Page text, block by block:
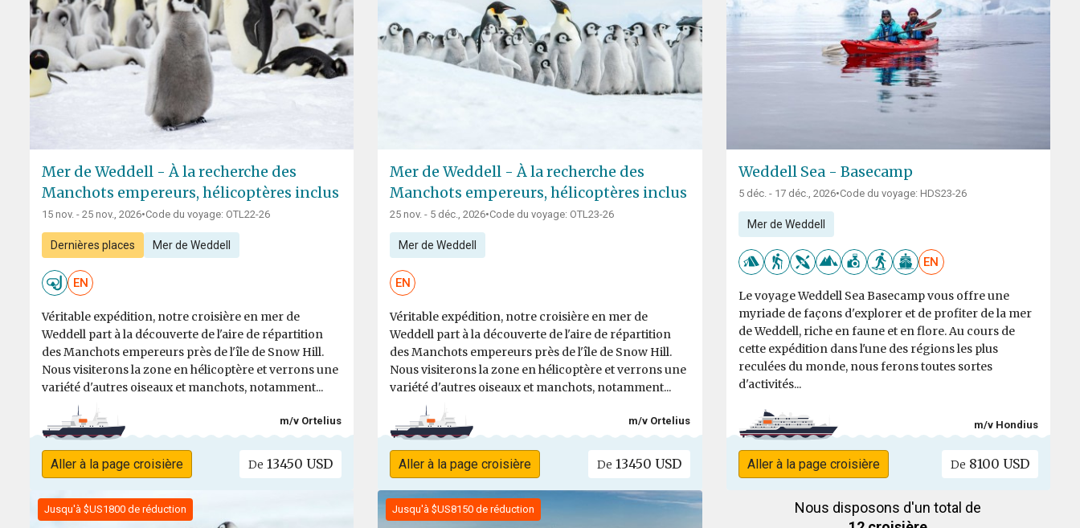
Mer de Weddell - À la recherche des
Manchots empereurs, hélicoptères inclus
15 nov. - 25 nov., 2026•Code du voyage: OTL22-26
Dernières places Mer de Weddell
EN
Véritable expédition, notre croisière en mer de
Weddell part à la découverte de l'aire de répartition
des Manchots empereurs près de l'île de Snow Hill.
Nous visiterons la zone en hélicoptère et verrons une
variété d'autres oiseaux et manchots, notamment...
m/v Ortelius
Aller à la page croisière De 13450 USD
Mer de Weddell - À la recherche des
Manchots empereurs, hélicoptères inclus
25 nov. - 5 déc., 2026•Code du voyage: OTL23-26
Mer de Weddell
EN
Véritable expédition, notre croisière en mer de
Weddell part à la découverte de l'aire de répartition
des Manchots empereurs près de l'île de Snow Hill.
Nous visiterons la zone en hélicoptère et verrons une
variété d'autres oiseaux et manchots, notamment...
m/v Ortelius
Aller à la page croisière De 13450 USD
Weddell Sea - Basecamp
5 déc. - 17 déc., 2026•Code du voyage: HDS23-26
Mer de Weddell
EN
Le voyage Weddell Sea Basecamp vous offre une
myriade de façons d'explorer et de profiter de la mer
de Weddell, riche en faune et en flore. Au cours de
cette expédition dans l'une des régions les plus
reculées du monde, nous ferons toutes sortes
d'activités...
m/v Hondius
Aller à la page croisière De 8100 USD
Jusqu'à $US1800 de réduction Jusqu'à $US8150 de réduction
Nous disposons d'un total de